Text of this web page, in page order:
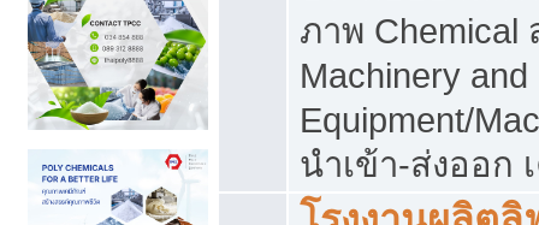
ภาพ Chemical
Machinery
Equipment/
นำเข้า-ส่งออก